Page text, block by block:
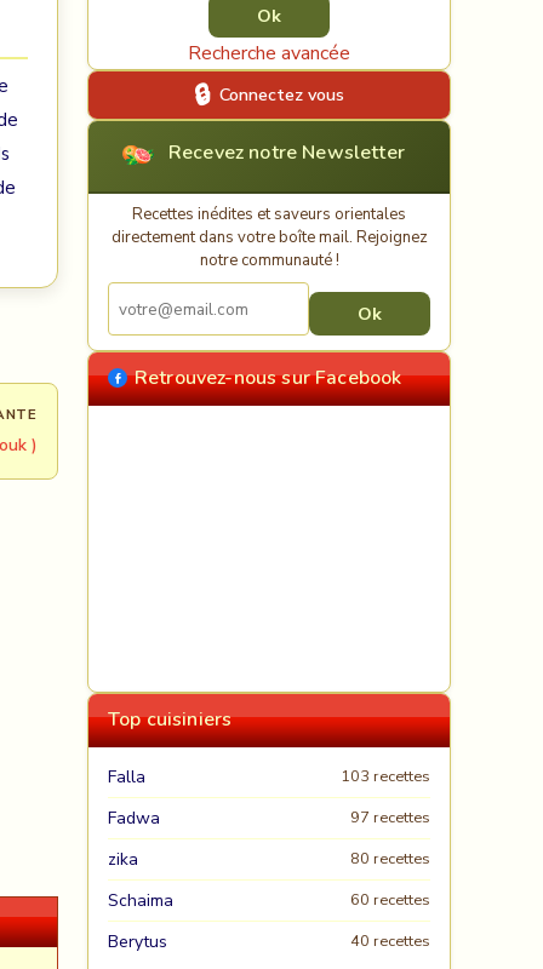
)
Recherche avancée
Connectez vous
Recevez notre Newsletter
Recettes inédites et saveurs orientales
directement dans votre boîte mail. Rejoignez
notre communauté !
Retrouvez-nous sur Facebook
Top cuisiniers
Falla 103 recettes
Fadwa 97 recettes
zika 80 recettes
Schaima 60 recettes
Berytus 40 recettes